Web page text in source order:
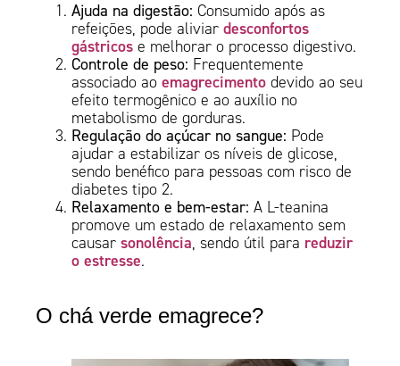
Ajuda na digestão: Consumido após as
refeições, pode aliviardesconfortos
gástricos e melhorar o processo digestivo.
Controle de peso: Frequentemente
associado aoemagrecimento devido ao seu
efeito termogênico e ao auxílio no
metabolismo de gorduras.
Regulação do açúcar no sangue: Pode
ajudar a estabilizar os níveis de glicose,
sendo benéfico para pessoas com risco de
diabetes tipo 2.
Relaxamento e bem-estar: A L-teanina
promove um estado de relaxamento sem
causarsonolência, sendo útil para reduzir
o estresse.
O chá verde emagrece?